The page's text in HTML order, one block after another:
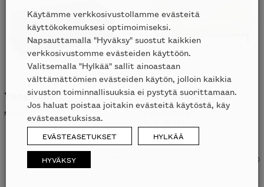
Yang rahi
MINOTTI
Clam vuodesohva
LIGNE ROSET
Käytämme verkkosivustollamme evästeitä
käyttökokemuksesi optimoimiseksi.
Napsauttamalla "Hyväksy" suostut kaikkien
verkkosivustomme evästeiden käyttöön.
Valitsemalla "Hylkää" sallit ainoastaan
välttämättömien evästeiden käytön, jolloin kaikkia
sivuston toiminnallisuuksia ei pystytä suorittamaan.
Jos haluat poistaa joitakin evästeitä käytöstä, käy
evästeasetuksissa.
EVÄSTEASETUKSET HYLKÄÄ
HYVÄKSY